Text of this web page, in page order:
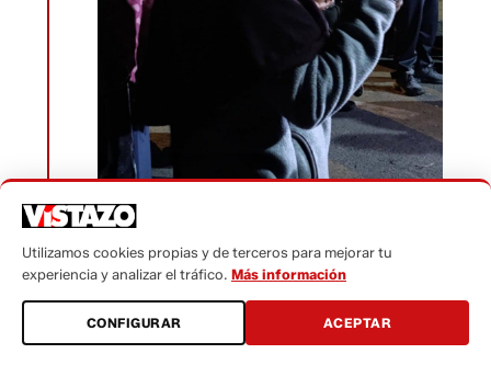
Conaie pide organizar un
convoy humanitario con la Cruz
Utilizamos cookies propias y de terceros para mejorar tu
experiencia y analizar el tráfico. Más información
CONFIGURAR ACEPTAR